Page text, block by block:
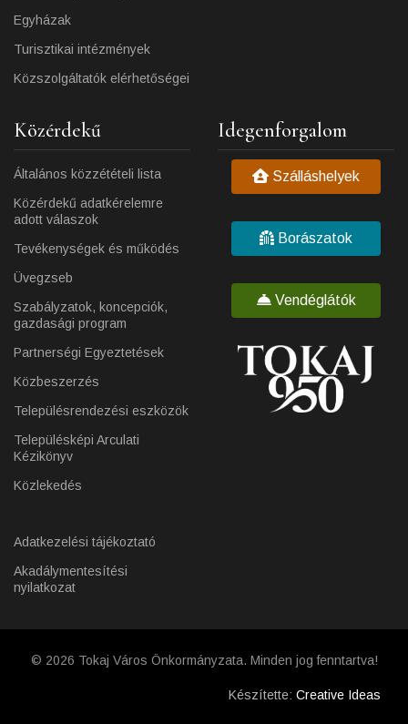
Egyházak
Turisztikai intézmények
Közszolgáltatók elérhetőségei
Közérdekű
Általános közzétételi lista
Közérdekű adatkérelemre
adott válaszok
Tevékenységek és működés
Üvegzseb
Szabályzatok, koncepciók,
gazdasági program
Partnerségi Egyeztetések
Közbeszerzés
Településrendezési eszközök
Településképi Arculati
Kézikönyv
Közlekedés
Adatkezelési tájékoztató
Akadálymentesítési
nyilatkozat
Idegenforgalom
Szálláshelyek
Borászatok
Vendéglátók
© 2026 Tokaj Város Önkormányzata. Minden jog fenntartva!
Készítette: Creative Ideas